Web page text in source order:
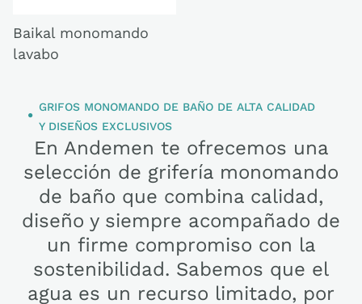
Baikal monomando
lavabo
GRIFOS MONOMANDO DE BAÑO DE ALTA CALIDAD
Y DISEÑOS EXCLUSIVOS
En Andemen te ofrecemos una
selección de grifería monomando
de baño que combina calidad,
diseño y siempre acompañado de
un firme compromiso con la
sostenibilidad. Sabemos que el
agua es un recurso limitado, por